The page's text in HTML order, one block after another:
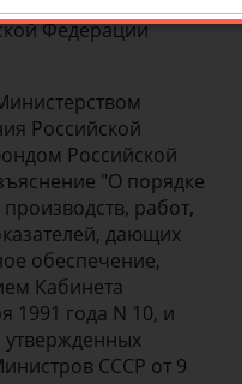
Федерации
Российской
Российской
"О порядке
работ,
дающих
обеспечение,
Кабинета
1991 года N 10, и
СССР от 9